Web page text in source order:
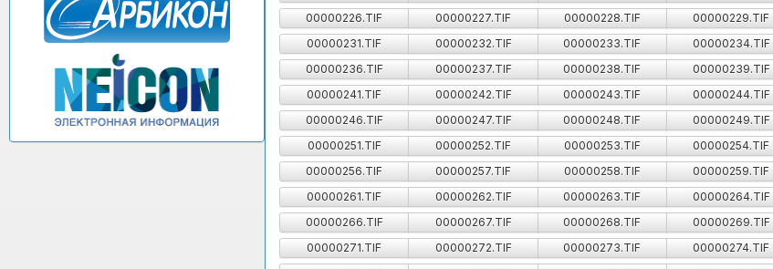
00000226.TIF
00000227.TIF 00000228.TIF 00000229.TIF
00000231.TIF
00000232.TIF 00000233.TIF 00000234.TIF
00000236.TIF
00000237.TIF 00000238.TIF 00000239.TIF
00000241.TIF
00000242.TIF 00000243.TIF 00000244.TIF
00000246.TIF
00000247.TIF 00000248.TIF 00000249.TIF
00000251.TIF
00000252.TIF 00000253.TIF 00000254.TIF
00000256.TIF
00000257.TIF 00000258.TIF 00000259.TIF
00000261.TIF
00000262.TIF 00000263.TIF 00000264.TIF
00000266.TIF
00000267.TIF 00000268.TIF 00000269.TIF
00000271.TIF
00000272.TIF 00000273.TIF 00000274.TIF